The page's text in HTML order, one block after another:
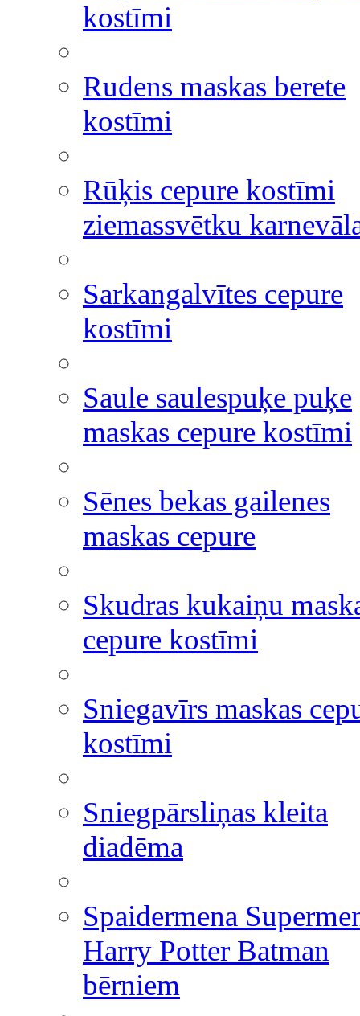
kostīmi
Rudens maskas berete
kostīmi
Rūķis cepure kostīmi
ziemassvētku
Sarkangalvītes cepure
kostīmi
Saule saulespuķe puķe
maskas cepure kostīmi
Sēnes bekas gailenes
maskas cepure
Skudras kukaiņu
cepure kostīmi
Sniegavīrs maskas
kostīmi
Sniegpārsliņas kleita
diadēma
Spaidermena
Harry Potter Batman
bērniem